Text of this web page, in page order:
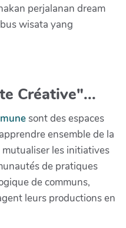
perjalanan dream
wisata yang
Créative"...
sont des espaces
ensemble de la
les initiatives
de pratiques
de communs,
leurs productions en